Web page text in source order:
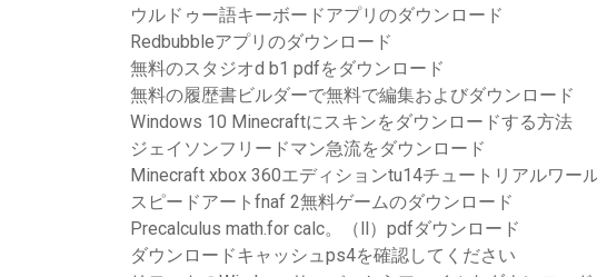
ウルドゥー語キーボードアプリのダウンロード
Redbubbleアプリのダウンロード
無料のスタジオd b1 pdfをダウンロード
無料の履歴書ビルダーで無料で編集およびダウンロード
Windows 10 Minecraftにスキンをダウンロードする方法
ジェイソンフリードマン急流をダウンロード
Minecraft xbox 360エディションtu14チュートリアルワー
スピードアートfnaf 2無料ゲームのダウンロード
Precalculus math.for calc。（ll）pdfダウンロード
ダウンロードキャッシュps4を確認してください